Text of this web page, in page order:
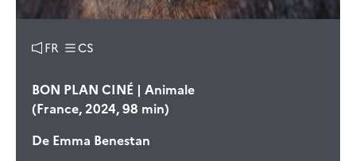
FR CS
BON PLAN CINÉ | Animale
(France, 2024, 98 min)
De Emma Benestan